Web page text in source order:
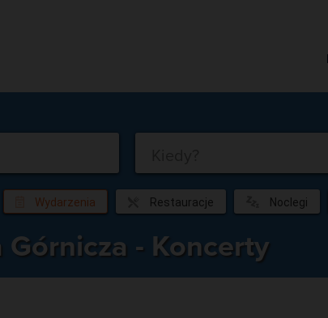
Wydarzenia Restauracje Noclegi
- Koncerty